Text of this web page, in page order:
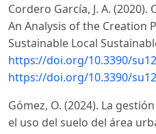
Cordero García, J. A.
An Analysis of the Creation
Sustainable Local
https://doi.org/10.3390/
https://doi.org/10.3390/
Gómez, O. (2024). La
el uso del suelo del área